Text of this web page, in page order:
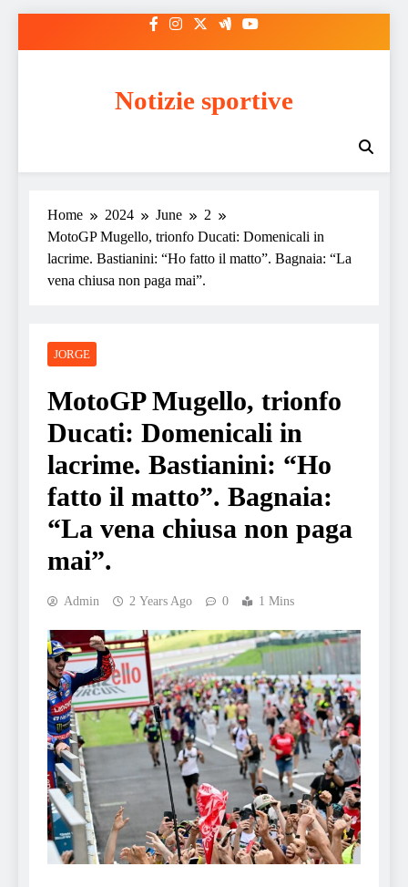
Notizie sportive
Home 2024 June
2
MotoGP Mugello, trionfo Ducati: Domenicali in
lacrime. Bastianini: “Ho fatto il matto”. Bagnaia: “La
vena chiusa non paga mai”.
JORGE
MotoGP Mugello, trionfo
Ducati: Domenicali in
lacrime. Bastianini: “Ho
fatto il matto”. Bagnaia:
“La vena chiusa non paga
mai”.
Admin 2 Years Ago 0 1 Mins